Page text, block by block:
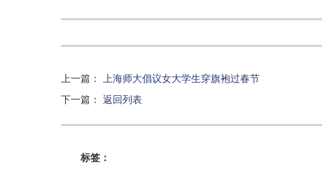
上一篇 ： 上海师大倡议女大学生穿旗袍过春节
下一篇 ： 返回列表
标签：